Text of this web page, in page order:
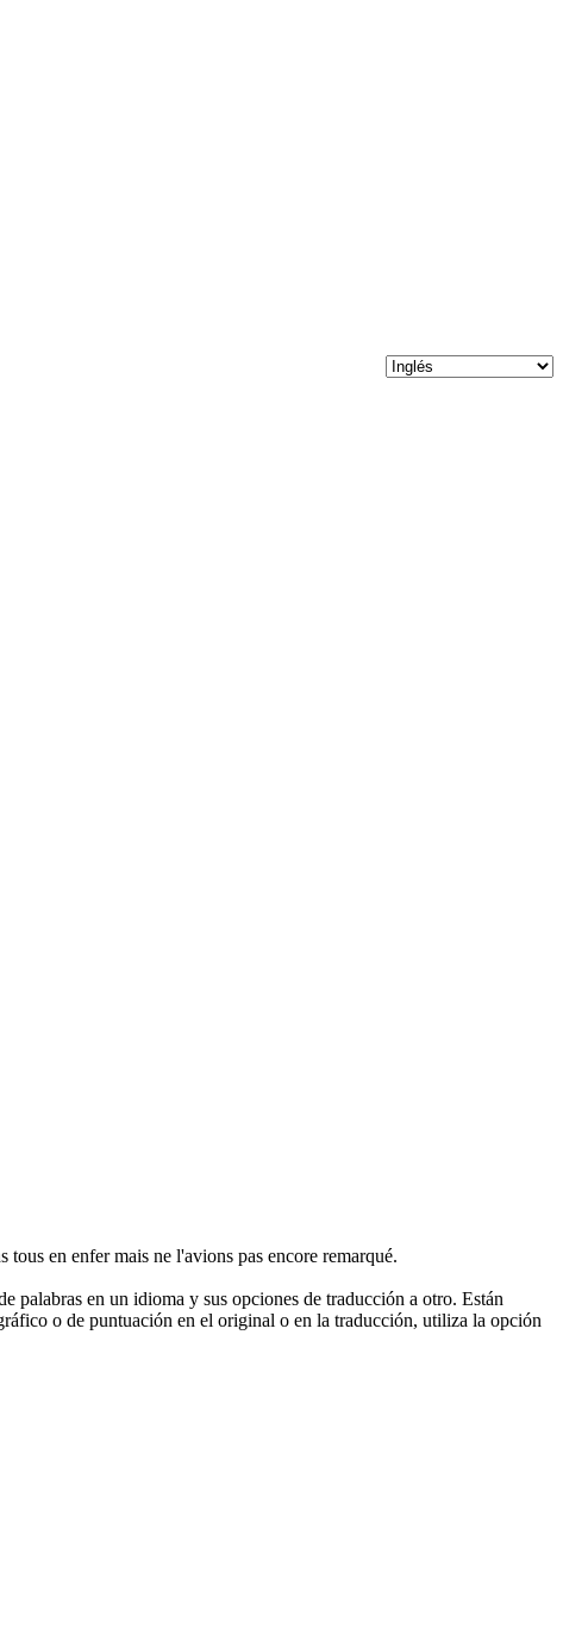
tous en enfermais ne l'avions pas encore remarqué.
palabras en un idioma y sus opciones de traducción a otro. Están
o de puntuación en el original o en la traducción, utiliza la opción